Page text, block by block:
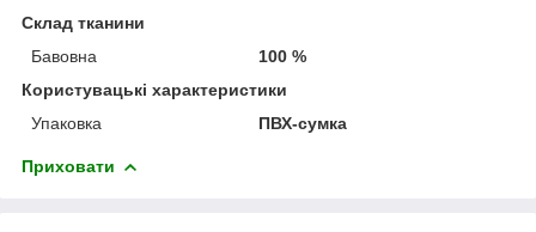
Склад тканини
Бавовна
100 %
Користувацькі характеристики
Упаковка
ПВХ-сумка
Приховати